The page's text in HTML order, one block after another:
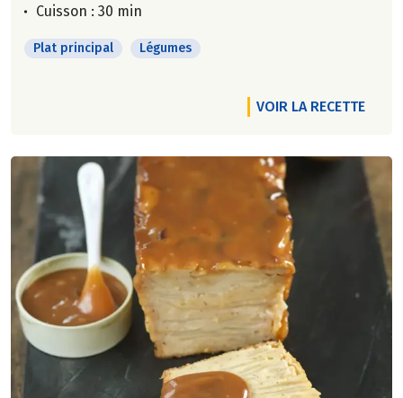
Cuisson : 30 min
Plat principal Légumes
VOIR LA RECETTE